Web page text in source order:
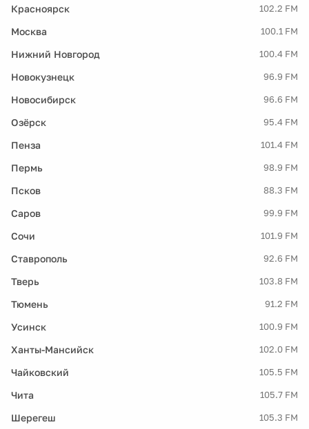
Красноярск 102.2 FM
Москва 100.1 FM
Нижний Новгород 100.4 FM
Новокузнецк 96.9 FM
Новосибирск 96.6 FM
Озёрск 95.4 FM
Пенза 101.4 FM
Пермь 98.9 FM
Псков 88.3 FM
Саров 99.9 FM
Сочи 101.9 FM
Ставрополь 92.6 FM
Тверь 103.8 FM
Тюмень 91.2 FM
Усинск 100.9 FM
Ханты-Мансийск 102.0 FM
Чайковский 105.5 FM
Чита 105.7 FM
Шерегеш 105.3 FM